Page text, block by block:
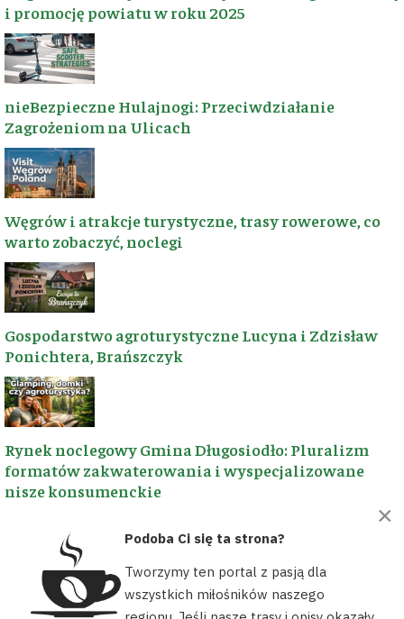
i promocję powiatu w roku 2025
nieBezpieczne Hulajnogi: Przeciwdziałanie
Zagrożeniom na Ulicach
Węgrów i atrakcje turystyczne, trasy rowerowe, co
warto zobaczyć, noclegi
Gospodarstwo agroturystyczne Lucyna i Zdzisław
Ponichtera, Brańszczyk
Rynek noclegowy Gmina Długosiodło: Pluralizm
formatów zakwaterowania i wyspecjalizowane
nisze konsumenckie
Sportowe stypendia i nagrody burmistrza
Wyszkowa za wybitne osiągnięcia
Dzięki wsparciu
pasjonatów tworzymy
nowe trasy i dbamy o
region. Każda złotówka
szlaków!
🛡️Patronite
☕Postaw
wirtualną kawę
💡Dorzuć się
przez Suppi
do nas!
📍Wyszkowska,
© 2026 wyszkow.turystyka.pl. Wszelkie prawa zastrzeżone. Projekt i
realizacja: Wyszkowska Grupa Rowerowa Wyszków Moje Miasto.
×
Podoba Ci się ta strona?
Tworzymy ten portal z pasją dla
wszystkich miłośników naszego